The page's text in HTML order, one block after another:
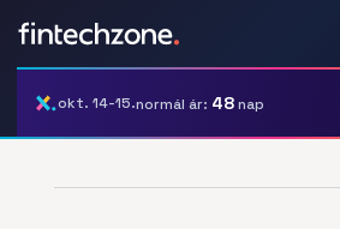
okt. 14-15.normál ár: 48nap